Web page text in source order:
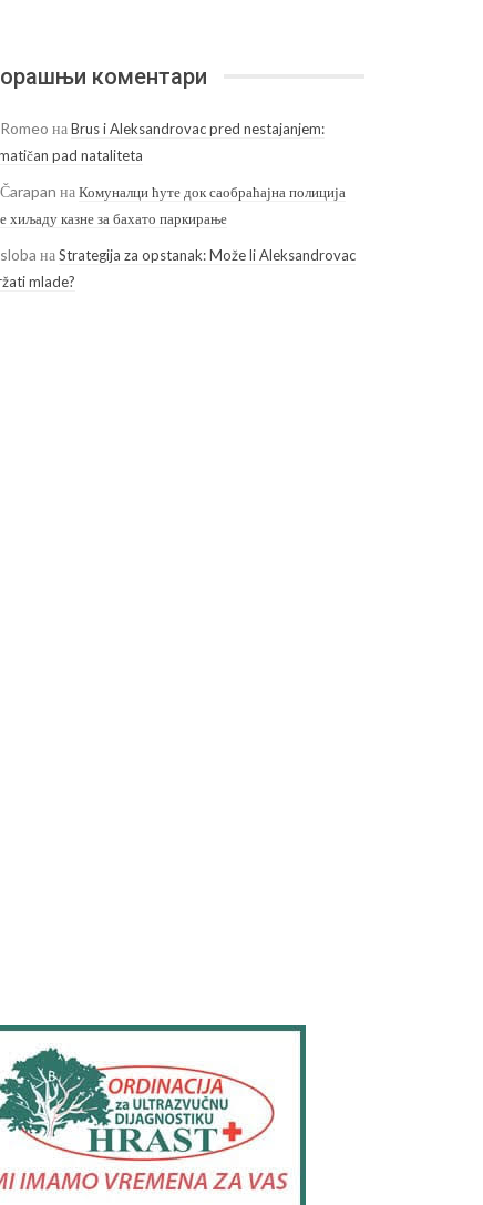
коментари
Romeo наBrus i Aleksandrovac pred nestajanjem:
pad nataliteta
Čarapan наКомуналци ћуте док саобраћајна полиција
хиљаду казне за бахато паркирање
sloba наStrategija za opstanak: Može li Aleksandrovac
mlade?